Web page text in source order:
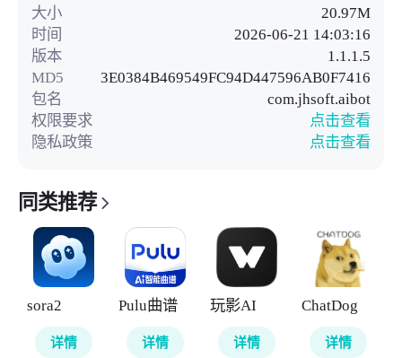
大小
20.97M
时间
2026-06-21 14:03:16
版本
1.1.1.5
MD5
3E0384B469549FC94D447596AB0F7416
包名
com.jhsoft.aibot
权限要求
点击查看
隐私政策
点击查看
同类推荐
sora2
详情
Pulu曲谱
详情
玩影AI
详情
ChatDog
详情